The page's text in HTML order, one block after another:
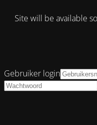
Site will be available
Gebruiker login